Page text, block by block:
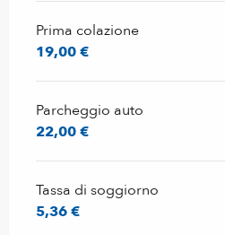
Prima colazione
19,00 €
Parcheggio auto
22,00 €
Tassa di soggiorno
5,36 €